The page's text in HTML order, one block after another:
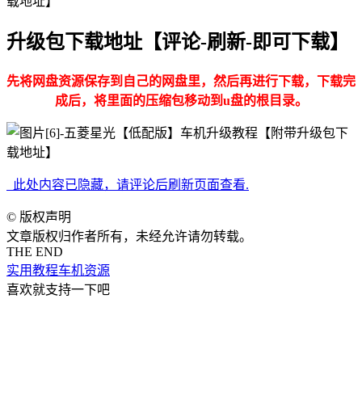
升级包下载地址【评论-刷新-即可下载】
先将网盘资源保存到自己的网盘里，然后再进行下载，下载完
成后，将里面的压缩包移动到u盘的根目录。
此处内容已隐藏，请评论后刷新页面查看.
© 版权声明
文章版权归作者所有，未经允许请勿转载。
THE END
实用教程车机资源
喜欢就支持一下吧